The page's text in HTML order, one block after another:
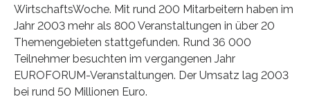
WirtschaftsWoche. Mit rund 200 Mitarbeitern haben im
Jahr 2003 mehr als 800 Veranstaltungen in über 20
Themengebieten stattgefunden. Rund 36 000
Teilnehmer besuchten im vergangenen Jahr
EUROFORUM-Veranstaltungen. Der Umsatz lag 2003
bei rund 50 Millionen Euro.